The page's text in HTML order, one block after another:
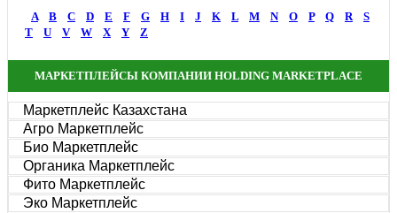
A B C D E F G H I J K L M N O P Q R
S
T
U V W X Y Z
МАРКЕТПЛЕЙСЫ КОМПАНИИ HOLDING MARKETPLACE
Маркетплейс Казахстана
Агро Маркетплейс
Био Маркетплейс
Органика Маркетплейс
Фито Маркетплейс
Эко Маркетплейс